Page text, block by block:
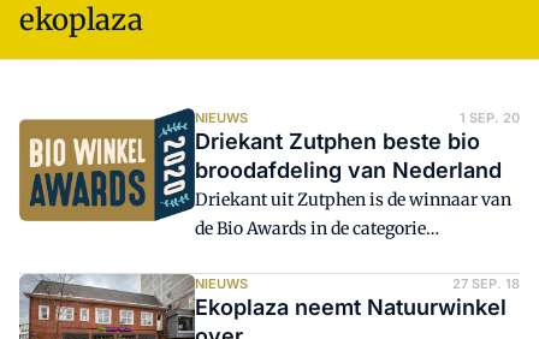
ekoplaza
NIEUWS 1 SEP. 20
Driekant Zutphen beste bio
broodafdeling van Nederland
Driekant uit Zutphen is de winnaar van
de Bio Awards in de categorie
tweede plaats geëindigd. Volgende week
worden de awards voor de eerste keer
NIEUWS 27 SEP. 18
Ekoplaza neemt Natuurwinkel